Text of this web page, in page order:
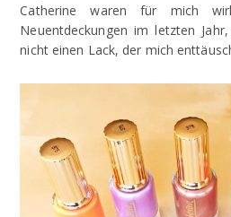
Catherine waren für mich
Neuentdeckungen im letzten
nicht einen Lack, der mich